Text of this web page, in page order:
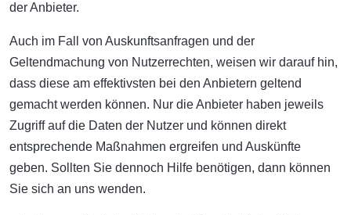
der Anbieter.
Auch im Fall von Auskunftsanfragen und der
Geltendmachung von Nutzerrechten, weisen wir darauf hin,
dass diese am effektivsten bei den Anbietern geltend
gemacht werden können. Nur die Anbieter haben jeweils
Zugriff auf die Daten der Nutzer und können direkt
entsprechende Maßnahmen ergreifen und Auskünfte
geben. Sollten Sie dennoch Hilfe benötigen, dann können
Sie sich an uns wenden.